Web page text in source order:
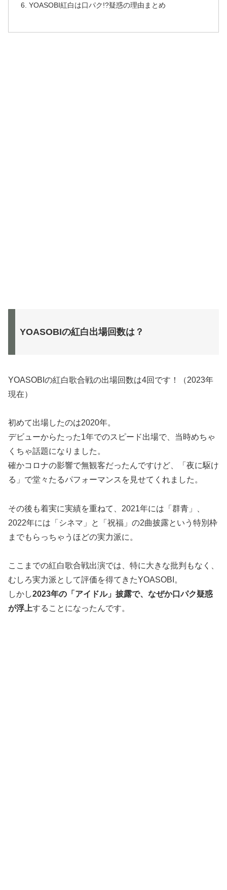
YOASOBI紅白は口パク!?疑惑の理由まとめ
YOASOBIの紅白出場回数は？
YOASOBIの紅白歌合戦の出場回数は4回です！（2023年
現在）
初めて出場したのは2020年。
デビューからたった1年でのスピード出場で、当時めちゃ
くちゃ話題になりました。
確かコロナの影響で無観客だったんですけど、「夜に駆け
る」で堂々たるパフォーマンスを見せてくれました。
その後も着実に実績を重ねて、2021年には「群青」、
2022年には「シネマ」と「祝福」の2曲披露という特別枠
までもらっちゃうほどの実力派に。
ここまでの紅白歌合戦出演では、特に大きな批判もなく、
むしろ実力派として評価を得てきたYOASOBI。
しかし2023年の「アイドル」披露で、なぜか口パク疑惑
が浮上することになったんです。